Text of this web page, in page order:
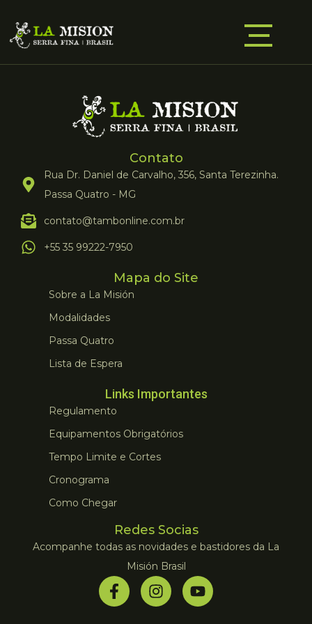
Contato
Rua Dr. Daniel de Carvalho, 356, Santa Terezinha.
Passa Quatro - MG
contato@tambonline.com.br
+55 35 99222-7950
Mapa do Site
Sobre a La Misión
Modalidades
Passa Quatro
Lista de Espera
Links Importantes
Regulamento
Equipamentos Obrigatórios
Tempo Limite e Cortes
Cronograma
Como Chegar
Redes Socias
Acompanhe todas as novidades e bastidores da La
Misión Brasil